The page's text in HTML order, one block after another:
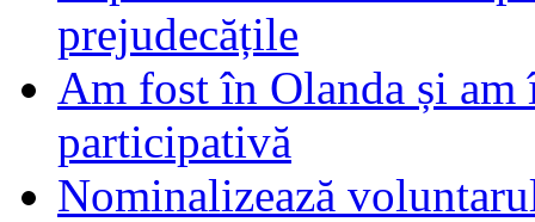
prejudecățile
Am fost în Olanda și am
participativă
Nominalizează